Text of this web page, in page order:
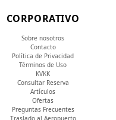
CORPORATIVO
Sobre nosotros
Contacto
Política de Privacidad
Términos de Uso
KVKK
Consultar Reserva
Artículos
Ofertas
Preguntas Frecuentes
Traslado al Aeropuerto